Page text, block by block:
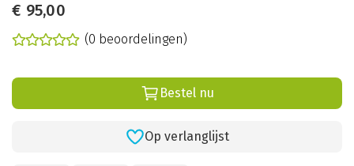
€ 95,00
(0 beoordelingen)
Bestel nu
Op verlanglijst